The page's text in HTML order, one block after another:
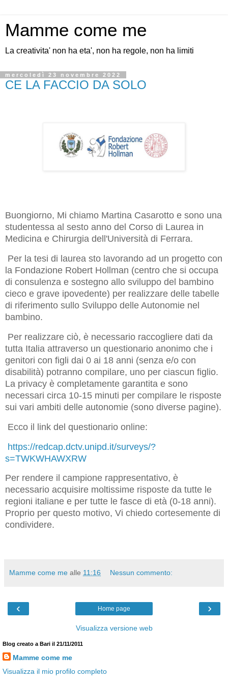
Mamme come me
La creativita' non ha eta', non ha regole, non ha limiti
mercoledì 23 novembre 2022
CE LA FACCIO DA SOLO
Buongiorno, Mi chiamo Martina Casarotto e sono una
studentessa al sesto anno del Corso di Laurea in
Medicina e Chirurgia dell'Università di Ferrara.
Per la tesi di laurea sto lavorando ad un progetto con
la Fondazione Robert Hollman (centro che si occupa
di consulenza e sostegno allo sviluppo del bambino
cieco e grave ipovedente) per realizzare delle tabelle
di riferimento sullo Sviluppo delle Autonomie nel
bambino.
Per realizzare ciò, è necessario raccogliere dati da
tutta Italia attraverso un questionario anonimo che i
genitori con figli dai 0 ai 18 anni (senza e/o con
disabilità) potranno compilare, uno per ciascun figlio.
La privacy è completamente garantita e sono
necessari circa 10-15 minuti per compilare le risposte
sui vari ambiti delle autonomie (sono diverse pagine).
Ecco il link del questionario online:
https://redcap.dctv.unipd.it/surveys/?
s=TWKWHAWXRW
Per rendere il campione rappresentativo, è
necessario acquisire moltissime risposte da tutte le
regioni italiane e per tutte le fasce di età (0-18 anni).
Proprio per questo motivo, Vi chiedo cortesemente di
condividere.
Mamme come me alle 11:16 Nessun commento:
‹ ›
Home page
Visualizza versione web
Blog creato a Bari il 21/11/2011
Mamme come me
Visualizza il mio profilo completo